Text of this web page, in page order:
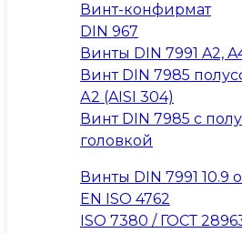
Винт-конфирмат
DIN 967
Винты DIN 7991 A2,
Винт DIN 7985
А2 (AISI 304)
Винт DIN 7985 с
головкой
Винты DIN 7991
EN ISO 4762
ISO 7380 / ГОСТ